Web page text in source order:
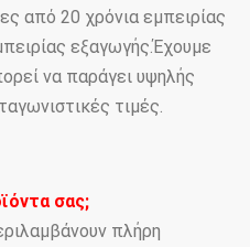
από 20 χρόνια εμπειρίας
εξαγωγής.Έχουμε
να παράγει υψηλής
τιμές.
σας;
πλήρη